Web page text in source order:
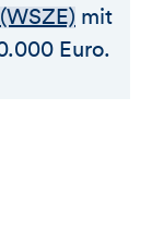
mit
Euro.